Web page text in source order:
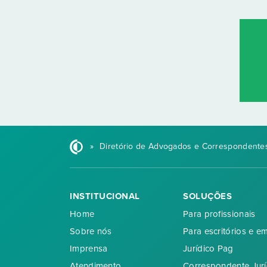
» Diretório de Advogados e
INSTITUCIONAL
Home
Sobre nós
Imprensa
SOLUÇÕES
Para profissionais
Para escritórios e
Jurídico Pag